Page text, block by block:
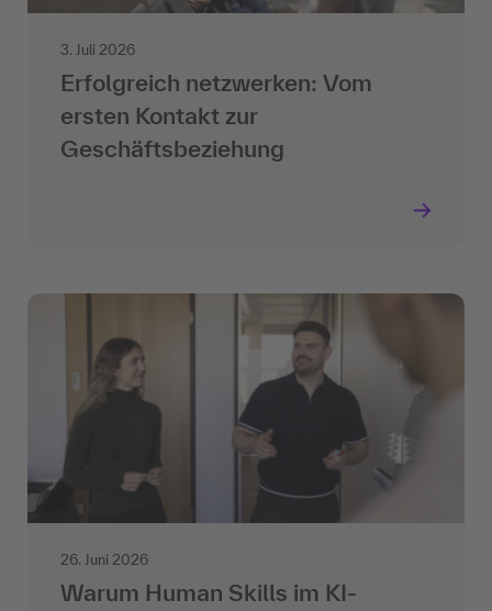
3. Juli 2026
Erfolgreich netzwerken: Vom
ersten Kontakt zur
Geschäftsbeziehung
26. Juni 2026
Warum Human Skills im KI-